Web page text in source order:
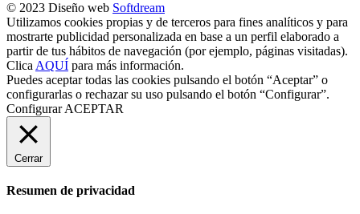
© 2023 Diseño web Softdream
Utilizamos cookies propias y de terceros para fines analíticos y para
mostrarte publicidad personalizada en base a un perfil elaborado a
partir de tus hábitos de navegación (por ejemplo, páginas visitadas).
Clica AQUÍ para más información.
Puedes aceptar todas las cookies pulsando el botón “Aceptar” o
configurarlas o rechazar su uso pulsando el botón “Configurar”.
Configurar ACEPTAR
Cerrar
Resumen de privacidad